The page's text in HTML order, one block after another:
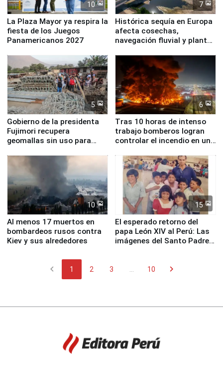
10
La Plaza Mayor ya respira la
fiesta de los Juegos
Panamericanos 2027
7
Histórica sequía en Europa
afecta cosechas,
navegación fluvial y plantas
5
Gobierno de la presidenta
Fujimori recupera
geomallas sin uso para
Fenómeno El Niño
6
Tras 10 horas de intenso
trabajo bomberos logran
controlar el incendio en una
de Chile
10
Al menos 17 muertos en
bombardeos rusos contra
Kiev y sus alrededores
15
El esperado retorno del
papa León XIV al Perú: Las
imágenes del Santo Padre
chevron_left 1 2 3 ... 10 chevron_right